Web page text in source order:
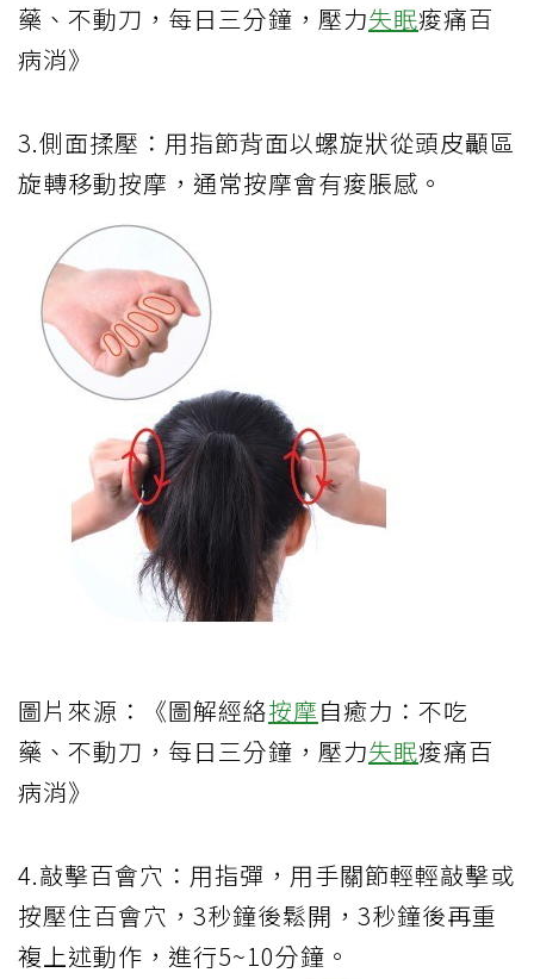
藥、不動刀，每日三分鐘，壓力失眠痠痛百
病消》
3.側面揉壓：用指節背面以螺旋狀從頭皮顳區
旋轉移動按摩，通常按摩會有痠脹感。
圖片來源：《圖解經絡按摩自癒力：不吃
藥、不動刀，每日三分鐘，壓力失眠痠痛百
病消》
4.敲擊百會穴：用指彈，用手關節輕輕敲擊或
按壓住百會穴，3秒鐘後鬆開，3秒鐘後再重
複上述動作，進行5~10分鐘。